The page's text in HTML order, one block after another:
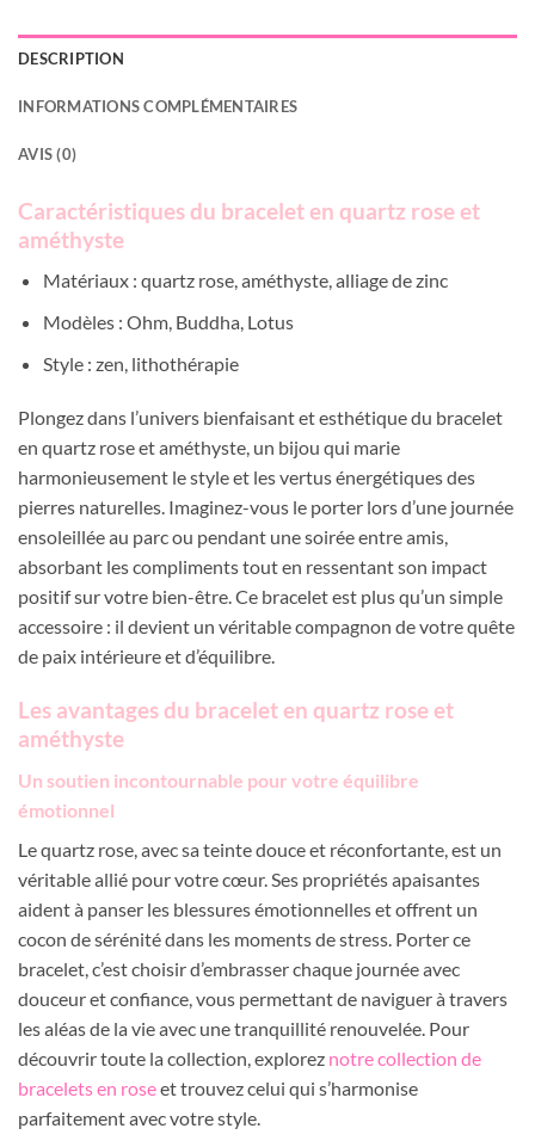
DESCRIPTION
INFORMATIONS COMPLÉMENTAIRES
AVIS (0)
Caractéristiques du bracelet en quartz rose et
améthyste
Matériaux : quartz rose, améthyste, alliage de zinc
Modèles : Ohm, Buddha, Lotus
Style : zen, lithothérapie
Plongez dans l’univers bienfaisant et esthétique du bracelet
en quartz rose et améthyste, un bijou qui marie
harmonieusement le style et les vertus énergétiques des
pierres naturelles. Imaginez-vous le porter lors d’une journée
ensoleillée au parc ou pendant une soirée entre amis,
absorbant les compliments tout en ressentant son impact
positif sur votre bien-être. Ce bracelet est plus qu’un simple
accessoire : il devient un véritable compagnon de votre quête
de paix intérieure et d’équilibre.
Les avantages du bracelet en quartz rose et
améthyste
Un soutien incontournable pour votre équilibre
émotionnel
Le quartz rose, avec sa teinte douce et réconfortante, est un
véritable allié pour votre cœur. Ses propriétés apaisantes
aident à panser les blessures émotionnelles et offrent un
cocon de sérénité dans les moments de stress. Porter ce
bracelet, c’est choisir d’embrasser chaque journée avec
douceur et confiance, vous permettant de naviguer à travers
les aléas de la vie avec une tranquillité renouvelée. Pour
découvrir toute la collection, explorez notre collection de
bracelets en roseet trouvez celui qui s’harmonise
parfaitement avec votre style.